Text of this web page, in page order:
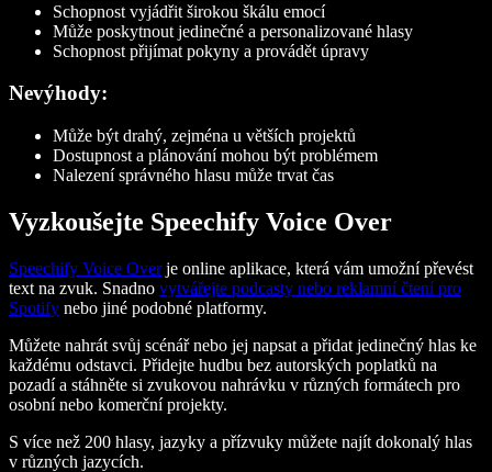
Schopnost vyjádřit širokou škálu emocí
Může poskytnout jedinečné a personalizované hlasy
Schopnost přijímat pokyny a provádět úpravy
Nevýhody:
Může být drahý, zejména u větších projektů
Dostupnost a plánování mohou být problémem
Nalezení správného hlasu může trvat čas
Vyzkoušejte Speechify Voice Over
Speechify Voice Overje online aplikace, která vám umožní převést
text na zvuk. Snadno vytvářejte podcasty nebo reklamní čtení pro
Spotify nebo jiné podobné platformy.
Můžete nahrát svůj scénář nebo jej napsat a přidat jedinečný hlas ke
každému odstavci. Přidejte hudbu bez autorských poplatků na
pozadí a stáhněte si zvukovou nahrávku v různých formátech pro
osobní nebo komerční projekty.
S více než 200 hlasy, jazyky a přízvuky můžete najít dokonalý hlas
v různých jazycích.